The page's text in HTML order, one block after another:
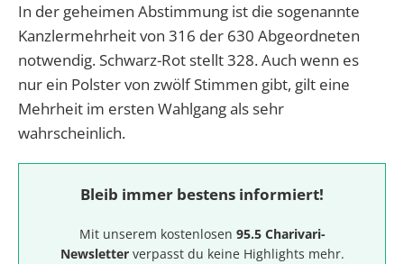
In der geheimen Abstimmung ist die sogenannte
Kanzlermehrheit von 316 der 630 Abgeordneten
notwendig. Schwarz-Rot stellt 328. Auch wenn es
nur ein Polster von zwölf Stimmen gibt, gilt eine
Mehrheit im ersten Wahlgang als sehr
wahrscheinlich.
Bleib immer bestens informiert!
Mit unserem kostenlosen 95.5 Charivari-
Newsletterverpasst du keine Highlights mehr.